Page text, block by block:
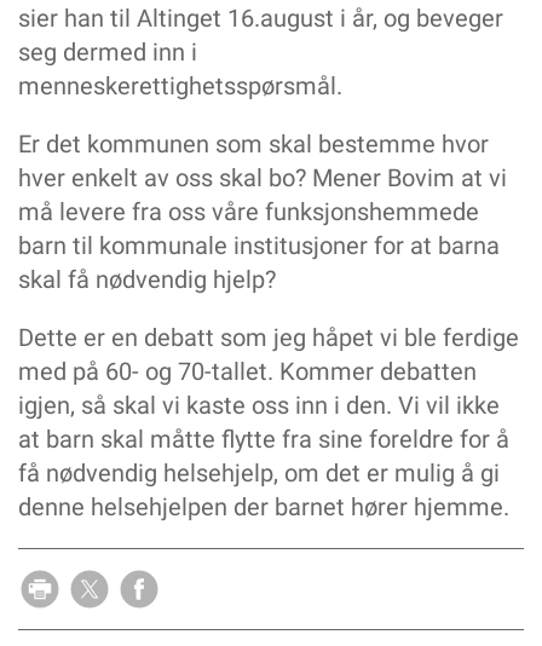
sier han til Altinget 16.august i år, og beveger
seg dermed inn i
menneskerettighetsspørsmål.
Er det kommunen som skal bestemme hvor
hver enkelt av oss skal bo? Mener Bovim at vi
må levere fra oss våre funksjonshemmede
barn til kommunale institusjoner for at barna
skal få nødvendig hjelp?
Dette er en debatt som jeg håpet vi ble ferdige
med på 60- og 70-tallet. Kommer debatten
igjen, så skal vi kaste oss inn i den. Vi vil ikke
at barn skal måtte flytte fra sine foreldre for å
få nødvendig helsehjelp, om det er mulig å gi
denne helsehjelpen der barnet hører hjemme.